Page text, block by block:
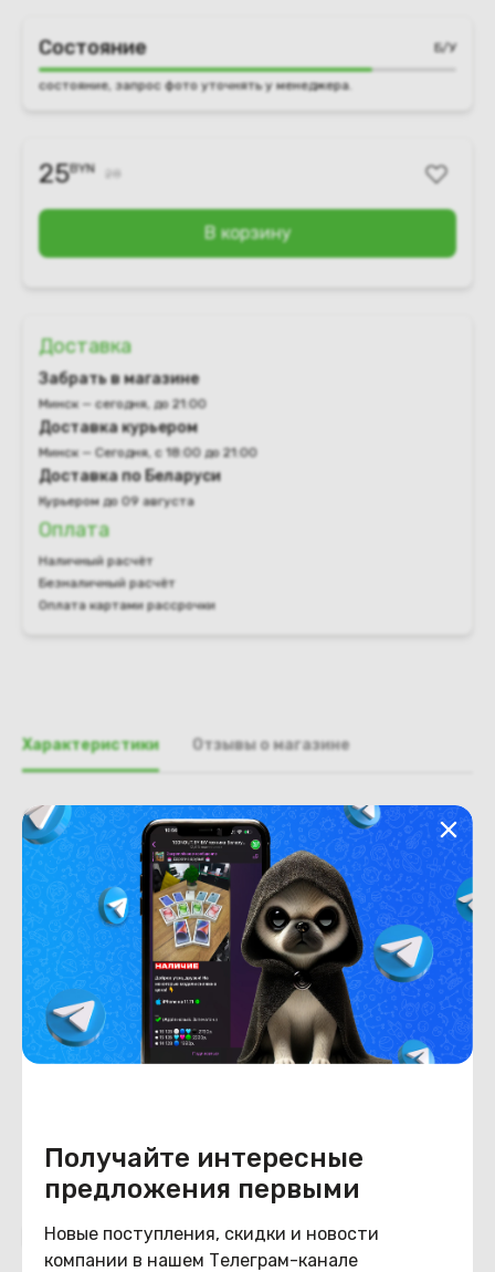
Получайте интересные
предложения первыми
Новые поступления, скидки и новости
компании в нашем Телеграм-канале
Состояние Б/У
состояние, запрос фото уточнять у менеджера.
25BYN 28
В корзину
Доставка
Забрать в магазине
Минск — сегодня, до 21:00
Доставка курьером
Минск — Сегодня, с 18:00 до 21:00
Доставка по Беларуси
Курьером до 09 августа
Оплата
Наличный расчёт
Безналичный расчёт
Оплата картами рассрочки
Характеристики Отзывы о магазине
Общая информация
Производитель
Asus
Тип товара
Поддон, нижняя часть, корыто
Состояние
Недостатки
состояние, запрос фото
уточнять у менеджера.
Состояние
Внешний вид
состояние, запрос фото
Похожие товары